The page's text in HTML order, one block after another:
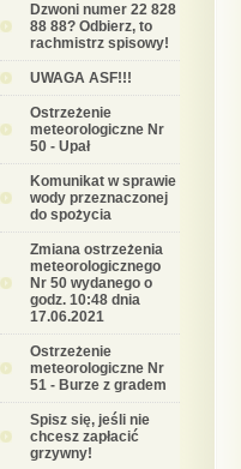
Dzwoni numer 22 828
88 88? Odbierz, to
rachmistrz spisowy!
UWAGA ASF!!!
Ostrzeżenie
meteorologiczne Nr
50 - Upał
Komunikat w sprawie
wody przeznaczonej
do spożycia
Zmiana ostrzeżenia
meteorologicznego
Nr 50 wydanego o
godz. 10:48 dnia
17.06.2021
Ostrzeżenie
meteorologiczne Nr
51 - Burze z gradem
Spisz się, jeśli nie
chcesz zapłacić
grzywny!